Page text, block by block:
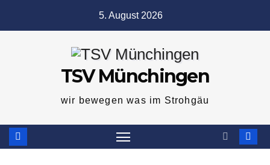
5. August 2026
TSV Münchingen
wir bewegen was im Strohgäu